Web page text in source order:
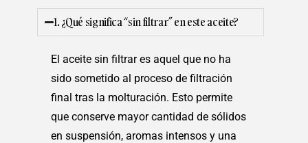
1. ¿Qué significa “sin filtrar” en este aceite?
El aceite sin filtrar es aquel que no ha
sido sometido al proceso de filtración
final tras la molturación. Esto permite
que conserve mayor cantidad de sólidos
en suspensión, aromas intensos y una